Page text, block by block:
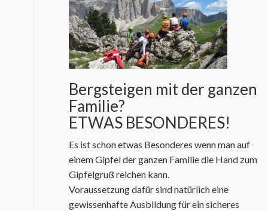
Bergsteigen mit der ganzen
Familie?
ETWAS BESONDERES!
Es ist schon etwas Besonderes wenn man auf
einem Gipfel der ganzen Familie die Hand zum
Gipfelgruß reichen kann.
Voraussetzung dafür sind natürlich eine
gewissenhafte Ausbildung für ein sicheres